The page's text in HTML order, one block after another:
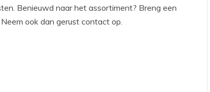
Benieuwd naar het assortiment? Breng een
ook dan gerust contact op.